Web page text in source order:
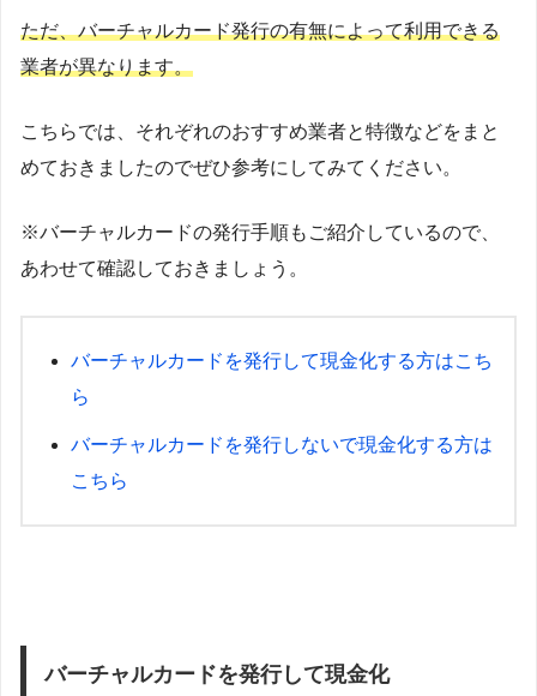
ただ、バーチャルカード発行の有無によって利用できる
業者が異なります。
こちらでは、それぞれのおすすめ業者と特徴などをまと
めておきましたのでぜひ参考にしてみてください。
※バーチャルカードの発行手順もご紹介しているので、
あわせて確認しておきましょう。
バーチャルカードを発行して現金化する方はこち
ら
バーチャルカードを発行しないで現金化する方は
こちら
バーチャルカードを発行して現金化